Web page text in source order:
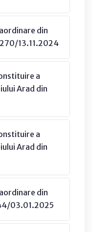
din
13.11.2024
a
Arad din
a
Arad din
din
03.01.2025